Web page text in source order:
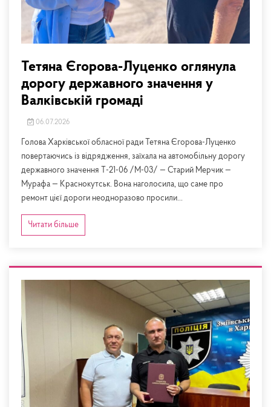
Тетяна Єгорова-Луценко оглянула
дорогу державного значення у
Валківській громаді
06.07.2026
Голова Харківської обласної ради Тетяна Єгорова-Луценко
повертаючись із відрядження, заїхала на автомобільну дорогу
державного значення Т-21-06 /М-03/ — Старий Мерчик —
Мурафа — Краснокутськ. Вона наголосила, що саме про
ремонт цієї дороги неодноразово просили...
Читати більше